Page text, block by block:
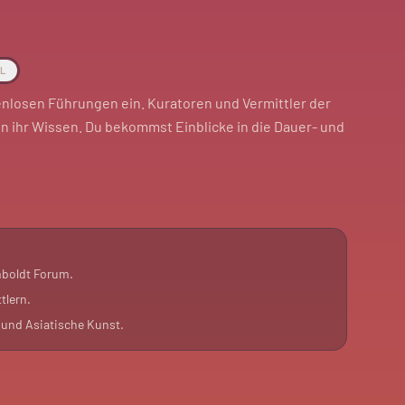
Führungen ein. Kuratoren und Vermittler der
ihr Wissen. Du bekommst Einblicke in die Dauer- und
Museums und des Museums für
die Objekte und ihre Geschichten neu zu
hingehen.
Forum.
Asiatische Kunst.